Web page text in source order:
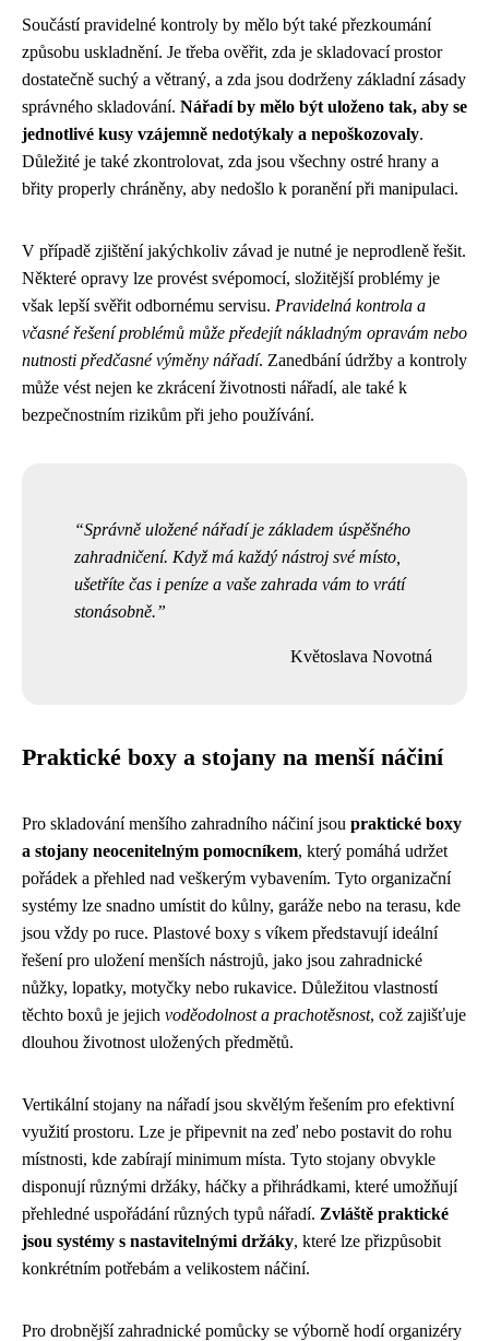
Součástí pravidelné kontroly by mělo být také přezkoumání
způsobu uskladnění. Je třeba ověřit, zda je skladovací prostor
dostatečně suchý a větraný, a zda jsou dodrženy základní zásady
správného skladování. Nářadí by mělo být uloženo tak, aby se
jednotlivé kusy vzájemně nedotýkaly a nepoškozovaly.
Důležité je také zkontrolovat, zda jsou všechny ostré hrany a
břity properly chráněny, aby nedošlo k poranění při manipulaci.
V případě zjištění jakýchkoliv závad je nutné je neprodleně řešit.
Některé opravy lze provést svépomocí, složitější problémy je
však lepší svěřit odbornému servisu. Pravidelná kontrola a
včasné řešení problémů může předejít nákladným opravám nebo
nutnosti předčasné výměny nářadí. Zanedbání údržby a kontroly
může vést nejen ke zkrácení životnosti nářadí, ale také k
bezpečnostním rizikům při jeho používání.
Správně uložené nářadí je základem úspěšného
zahradničení. Když má každý nástroj své místo,
ušetříte čas i peníze a vaše zahrada vám to vrátí
stonásobně.
Květoslava Novotná
Praktické boxy a stojany na menší náčiní
Pro skladování menšího zahradního náčiní jsou praktické boxy
a stojany neocenitelným pomocníkem, který pomáhá udržet
pořádek a přehled nad veškerým vybavením. Tyto organizační
systémy lze snadno umístit do kůlny, garáže nebo na terasu, kde
jsou vždy po ruce. Plastové boxy s víkem představují ideální
řešení pro uložení menších nástrojů, jako jsou zahradnické
nůžky, lopatky, motyčky nebo rukavice. Důležitou vlastností
těchto boxů je jejich voděodolnost a prachotěsnost, což zajišťuje
dlouhou životnost uložených předmětů.
Vertikální stojany na nářadí jsou skvělým řešením pro efektivní
využití prostoru. Lze je připevnit na zeď nebo postavit do rohu
místnosti, kde zabírají minimum místa. Tyto stojany obvykle
disponují různými držáky, háčky a přihrádkami, které umožňují
přehledné uspořádání různých typů nářadí. Zvláště praktické
jsou systémy s nastavitelnými držáky, které lze přizpůsobit
konkrétním potřebám a velikostem náčiní.
Pro drobnější zahradnické pomůcky se výborně hodí organizéry